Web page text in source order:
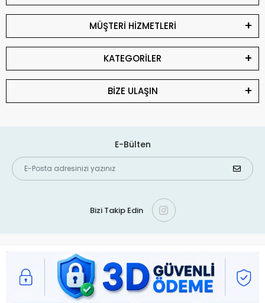
MÜŞTERİ HİZMETLERİ
KATEGORİLER
BİZE ULAŞIN
E-Bülten
Bizi Takip Edin